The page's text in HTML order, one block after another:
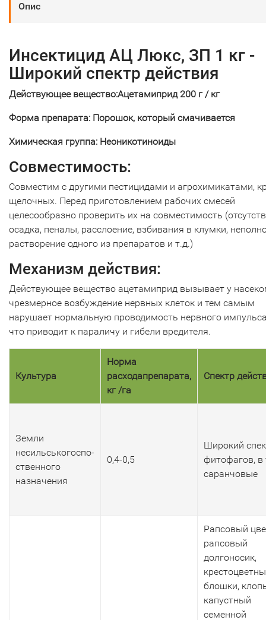
Опис
Инсектицид АЦ Люкс, ЗП 1 кг -
Широкий спектр действия‎
Действующее вещество:Ацетамиприд 200 г / кг
Форма препарата: Порошок, который смачивается
Химическая группа: Неоникотиноиды
Совместимость:
Совместим с другими пестицидами и агрохимикатами,
щелочных. Перед приготовлением рабочих смесей
целесообразно проверить их на совместимость
осадка, пеналы, расслоение, взбивания в клумки,
растворение одного из препаратов и т.д.)
Механизм действия:
Действующее вещество ацетамиприд вызывает у
чрезмерное возбуждение нервных клеток и тем самым
нарушает нормальную проводимость нервного
что приводит к параличу и гибели вредителя.
Культура
Норма
расходапрепарата,
кг /га
Спектр
Земли
несильськогоспо-
ственного
назначения
0,4-0,5
Широкий
фитофагов, в
саранчовые
Рапсовый
рапсовый
долгоносик,
блошки,
капустный
семенной